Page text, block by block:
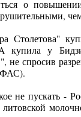
о
Столетова"
купила у
не спросив
не пускать -
литовской